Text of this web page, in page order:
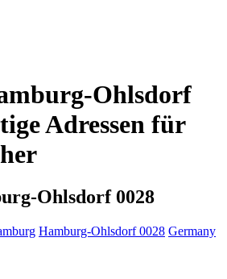
Ohlsdorf
Adressen für
Ohlsdorf 0028
Hamburg-Ohlsdorf 0028 Germany